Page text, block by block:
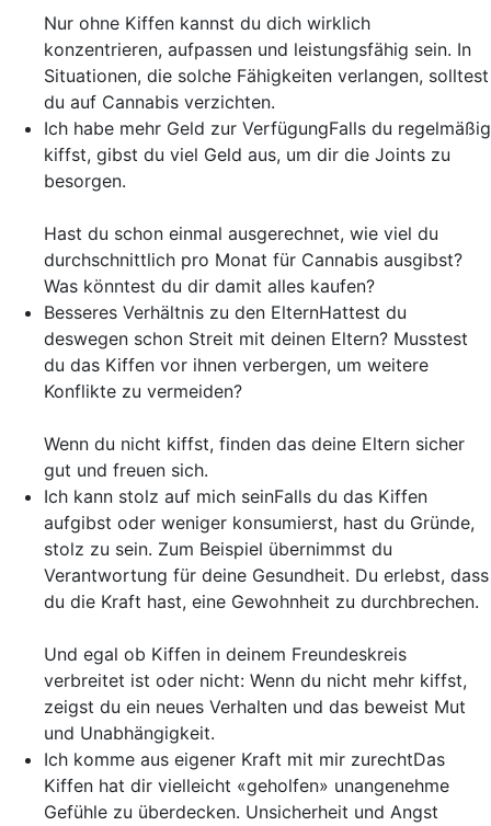
Nur ohne Kiffen kannst du dich wirklich
konzentrieren, aufpassen und leistungsfähig sein. In
Situationen, die solche Fähigkeiten verlangen, solltest
du auf Cannabis verzichten.
Ich habe mehr Geld zur VerfügungFalls du regelmäßig
kiffst, gibst du viel Geld aus, um dir die Joints zu
besorgen.
Hast du schon einmal ausgerechnet, wie viel du
durchschnittlich pro Monat für Cannabis ausgibst?
Was könntest du dir damit alles kaufen?
Besseres Verhältnis zu den ElternHattest du
deswegen schon Streit mit deinen Eltern? Musstest
du das Kiffen vor ihnen verbergen, um weitere
Konflikte zu vermeiden?
Wenn du nicht kiffst, finden das deine Eltern sicher
gut und freuen sich.
Ich kann stolz auf mich seinFalls du das Kiffen
aufgibst oder weniger konsumierst, hast du Gründe,
stolz zu sein. Zum Beispiel übernimmst du
Verantwortung für deine Gesundheit. Du erlebst, dass
du die Kraft hast, eine Gewohnheit zu durchbrechen.
Und egal ob Kiffen in deinem Freundeskreis
verbreitet ist oder nicht: Wenn du nicht mehr kiffst,
zeigst du ein neues Verhalten und das beweist Mut
und Unabhängigkeit.
Ich komme aus eigener Kraft mit mir zurechtDas
Kiffen hat dir vielleicht «geholfen» unangenehme
Gefühle zu überdecken. Unsicherheit und Angst